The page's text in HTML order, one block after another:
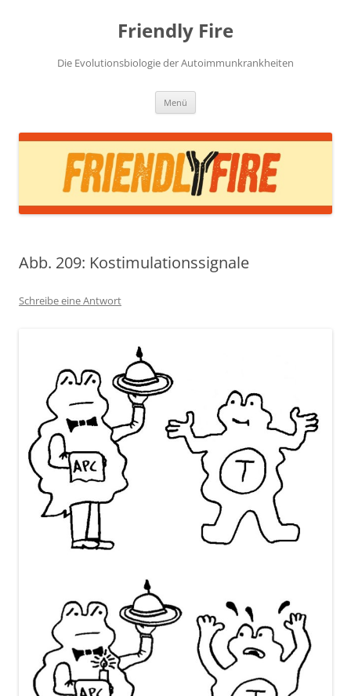
Friendly Fire
Die Evolutionsbiologie der Autoimmunkrankheiten
Menü
Abb. 209: Kostimulationssignale
Schreibe eine Antwort